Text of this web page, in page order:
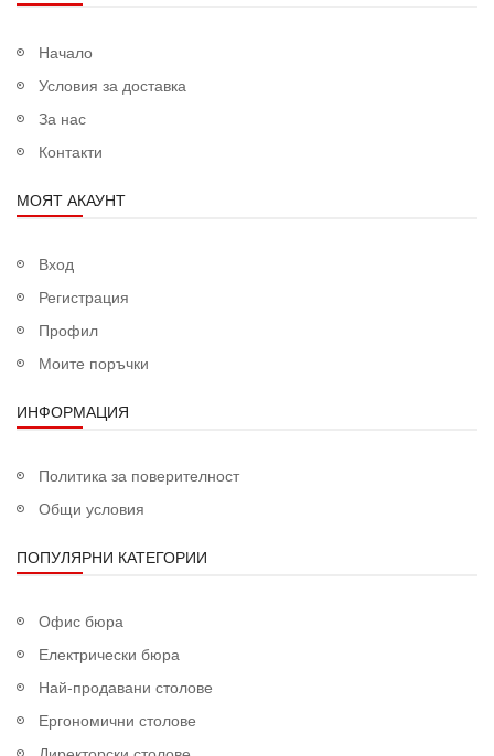
Начало
Условия за доставка
За нас
Контакти
МОЯТ АКАУНТ
Вход
Регистрация
Профил
Моите поръчки
ИНФОРМАЦИЯ
Политика за поверителност
Общи условия
ПОПУЛЯРНИ КАТЕГОРИИ
Офис бюра
Електрически бюра
Най-продавани столове
Ергономични столове